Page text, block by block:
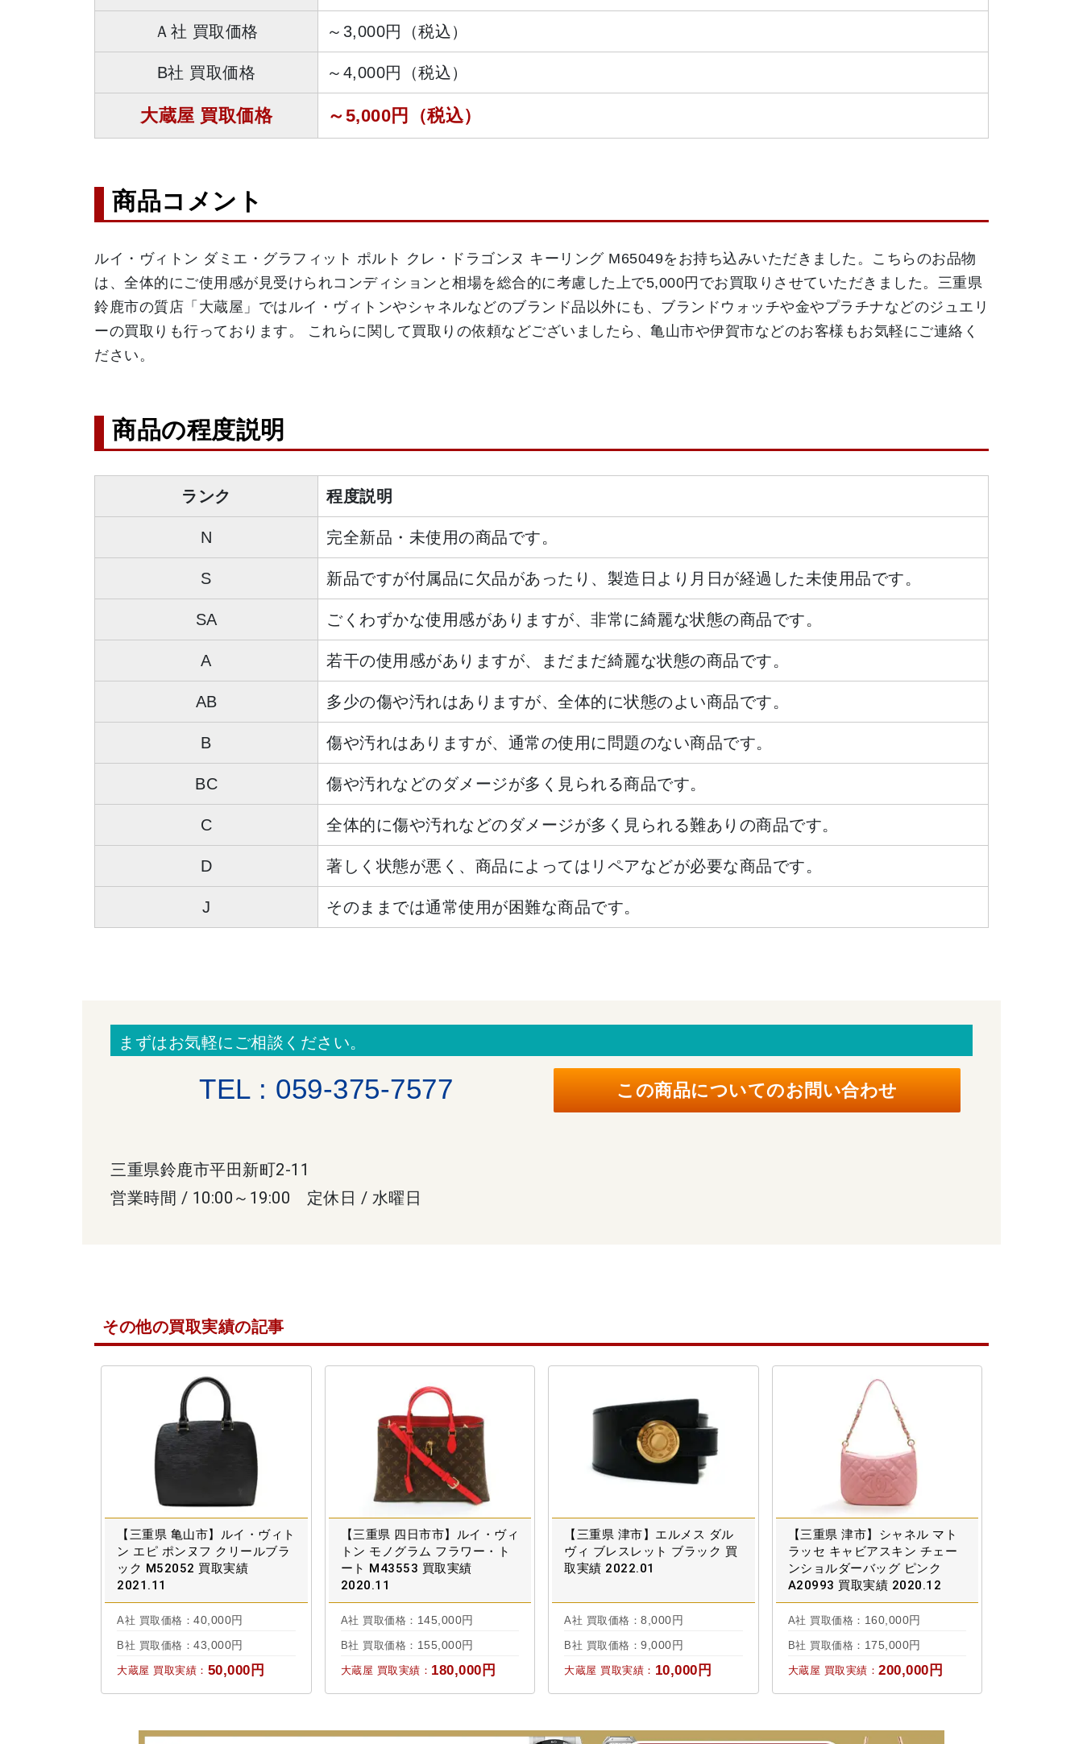
Ａ社 買取価格 ～3,000円（税込）
B社 買取価格 ～4,000円（税込）
大蔵屋 買取価格 ～5,000円（税込）
商品コメント
ルイ・ヴィトン ダミエ・グラフィット ポルト クレ・ドラゴンヌ キーリング M65049をお持ち込みいただきました。こちらのお品物
は、全体的にご使用感が見受けられコンディションと相場を総合的に考慮した上で5,000円でお買取りさせていただきました。三重県
鈴鹿市の質店「大蔵屋」ではルイ・ヴィトンやシャネルなどのブランド品以外にも、ブランドウォッチや金やプラチナなどのジュエリ
ーの買取りも行っております。 これらに関して買取りの依頼などございましたら、亀山市や伊賀市などのお客様もお気軽にご連絡く
ださい。
商品の程度説明
ランク 程度説明
N 完全新品・未使用の商品です。
S 新品ですが付属品に欠品があったり、製造日より月日が経過した未使用品です。
SA ごくわずかな使用感がありますが、非常に綺麗な状態の商品です。
A 若干の使用感がありますが、まだまだ綺麗な状態の商品です。
AB 多少の傷や汚れはありますが、全体的に状態のよい商品です。
B 傷や汚れはありますが、通常の使用に問題のない商品です。
BC 傷や汚れなどのダメージが多く見られる商品です。
C 全体的に傷や汚れなどのダメージが多く見られる難ありの商品です。
D 著しく状態が悪く、商品によってはリペアなどが必要な商品です。
J そのままでは通常使用が困難な商品です。
まずはお気軽にご相談ください。
TEL : 059-375-7577 この商品についてのお問い合わせ
三重県鈴鹿市平田新町2-11
営業時間 / 10:00～19:00 定休日 / 水曜日
その他の買取実績の記事
【三重県 亀山市】ルイ・ヴィト
ン エピ ポンヌフ クリールブラ
ック M52052 買取実績
2021.11
A社 買取価格： 40,000円
B社 買取価格： 43,000円
大蔵屋 買取実績： 50,000円
【三重県 四日市市】ルイ・ヴィ
トン モノグラム フラワー・ト
ート M43553 買取実績
2020.11
A社 買取価格： 145,000円
B社 買取価格： 155,000円
大蔵屋 買取実績： 180,000円
【三重県 津市】エルメス ダル
ヴィ ブレスレット ブラック 買
取実績 2022.01
A社 買取価格： 8,000円
B社 買取価格： 9,000円
大蔵屋 買取実績： 10,000円
【三重県 津市】シャネル マト
ラッセ キャビアスキン チェー
ンショルダーバッグ ピンク
A20993 買取実績 2020.12
A社 買取価格： 160,000円
B社 買取価格： 175,000円
大蔵屋 買取実績： 200,000円